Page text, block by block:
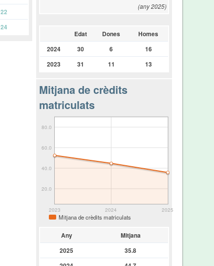
(any 2025)
Edat Dones
Homes
2024
30 6
16
2023
31 11 13
Mitjana de crèdits
matriculats
2023 2024 2025
20.0
40.0
60.0
80.0
Mitjana de crèdits matriculats
Any
Mitjana
2025
35.8
22
24